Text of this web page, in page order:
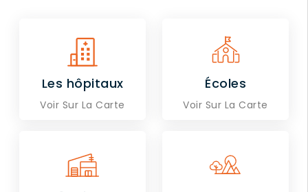
Les hôpitaux
Voir Sur La Carte
Écoles
Voir Sur La Carte